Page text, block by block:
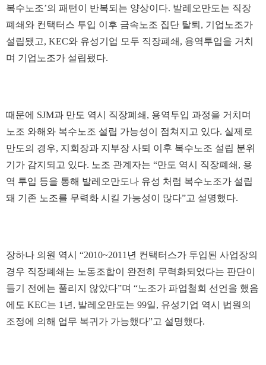
복수노조’의 패턴이 반복되는 양상이다. 발레오만도는 직장
폐쇄와 컨택터스 투입 이후 금속노조 집단 탈퇴, 기업노조가
설립됐고, KEC와 유성기업 모두 직장폐쇄, 용역투입을 거치
며 기업노조가 설립됐다.
때문에 SJM과 만도 역시 직장폐쇄, 용역투입 과정을 거치며
노조 와해와 복수노조 설립 가능성이 점쳐지고 있다. 실제로
만도의 경우, 지회장과 지부장 사퇴 이후 복수노조 설립 분위
기가 감지되고 있다. 노조 관계자는 “만도 역시 직장폐쇄, 용
역 투입 등을 통해 발레오만도나 유성 처럼 복수노조가 설립
돼 기존 노조를 무력화 시킬 가능성이 많다”고 설명했다.
장하나 의원 역시 “2010~2011년 컨택터스가 투입된 사업장의
경우 직장폐쇄는 노동조합이 완전히 무력화되었다는 판단이
들기 전에는 풀리지 않았다”며 “노조가 파업철회 선언을 했음
에도 KEC는 1년, 발레오만도는 99일, 유성기업 역시 법원의
조정에 의해 업무 복귀가 가능했다”고 설명했다.